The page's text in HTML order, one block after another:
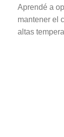
Aprendé a
mantener el
altas